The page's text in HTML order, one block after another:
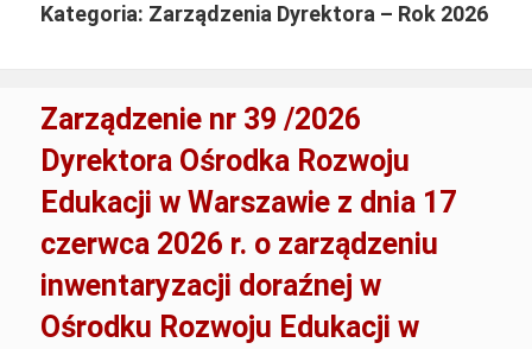
tle
tle
tle
Kategoria: Zarządzenia Dyrektora – Rok 2026
Zarządzenie nr 39 /2026
Dyrektora Ośrodka Rozwoju
Edukacji w Warszawie z dnia 17
czerwca 2026 r. o zarządzeniu
inwentaryzacji doraźnej w
Ośrodku Rozwoju Edukacji w